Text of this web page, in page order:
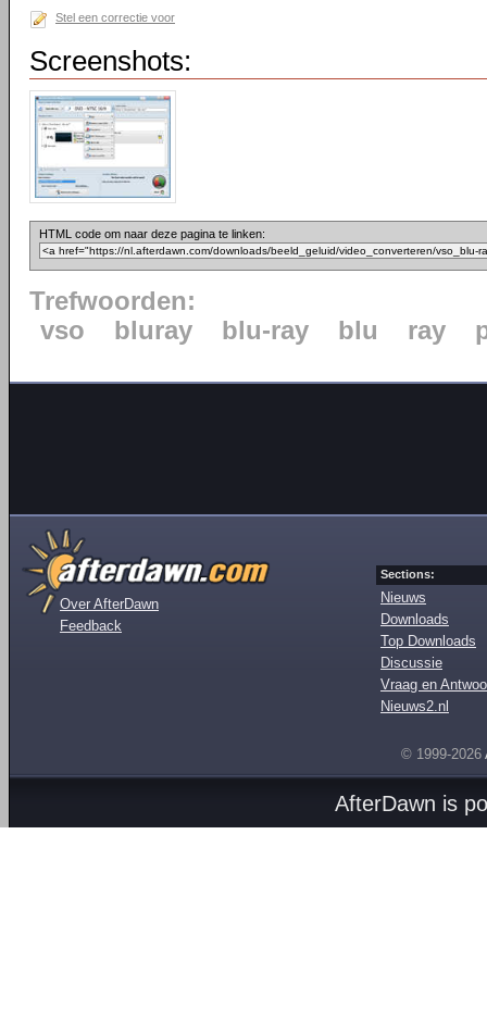
Stel een correctie voor
Screenshots:
HTML code om naar deze pagina te linken:
Trefwoorden:
vso
bluray blu-ray blu ray
Over AfterDawn
Feedback
Sections:
Nieuws
Downloads
Top Downloads
Discussie
Vraag en
Nieuws2.nl
© 1999-2026
AfterDawn is